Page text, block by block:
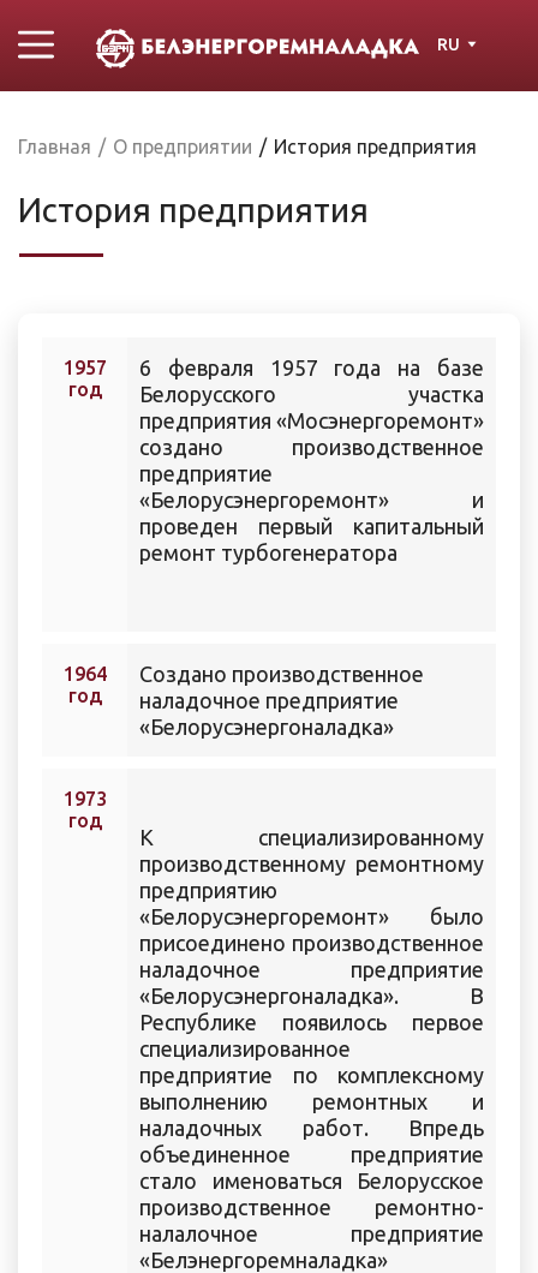
RU
Главная / О предприятии / История предприятия
История предприятия
1957
год
6 февраля 1957 года на базе
Белорусского участка
предприятия «Мосэнергоремонт»
создано производственное
предприятие
«Белорусэнергоремонт» и
проведен первый капитальный
ремонт турбогенератора
1964
год
Создано производственное
наладочное предприятие
«Белорусэнергоналадка»
1973
год
К специализированному
производственному ремонтному
предприятию
«Белорусэнергоремонт» было
присоединено производственное
наладочное предприятие
«Белорусэнергоналадка». В
Республике появилось первое
специализированное
предприятие по комплексному
выполнению ремонтных и
наладочных работ. Впредь
объединенное предприятие
стало именоваться Белорусское
производственное ремонтно-
налалочное предприятие
«Белэнергоремналадка»